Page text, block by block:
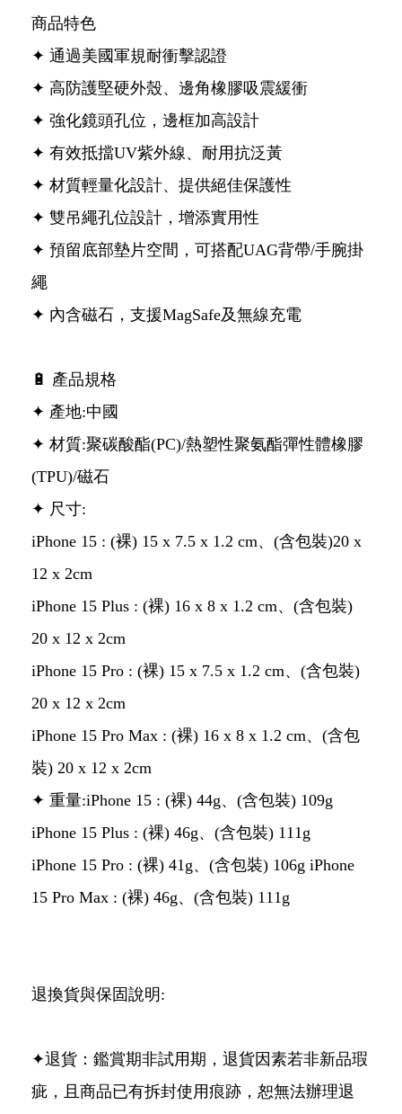
商品特色
✦ 通過美國軍規耐衝擊認證
✦ 高防護堅硬外殼、邊角橡膠吸震緩衝
✦ 強化鏡頭孔位，邊框加高設計
✦ 有效抵擋UV紫外線、耐用抗泛黃
✦ 材質輕量化設計、提供絕佳保護性
✦ 雙吊繩孔位設計，增添實用性
✦ 預留底部墊片空間，可搭配UAG背帶/手腕掛
繩
✦ 內含磁石，支援MagSafe及無線充電
🔋 產品規格
✦ 產地:中國
✦ 材質:聚碳酸酯(PC)/熱塑性聚氨酯彈性體橡膠
(TPU)/磁石
✦ 尺寸:
iPhone 15 : (裸) 15 x 7.5 x 1.2 cm、(含包裝)20 x
12 x 2cm
iPhone 15 Plus : (裸) 16 x 8 x 1.2 cm、(含包裝)
20 x 12 x 2cm
iPhone 15 Pro : (裸) 15 x 7.5 x 1.2 cm、(含包裝)
20 x 12 x 2cm
iPhone 15 Pro Max : (裸) 16 x 8 x 1.2 cm、(含包
裝) 20 x 12 x 2cm
✦ 重量:iPhone 15 : (裸) 44g、(含包裝) 109g
iPhone 15 Plus : (裸) 46g、(含包裝) 111g
iPhone 15 Pro : (裸) 41g、(含包裝) 106g iPhone
15 Pro Max : (裸) 46g、(含包裝) 111g
退換貨與保固說明:
✦退貨：鑑賞期非試用期，退貨因素若非新品瑕
疵，且商品已有拆封使用痕跡，恕無法辦理退